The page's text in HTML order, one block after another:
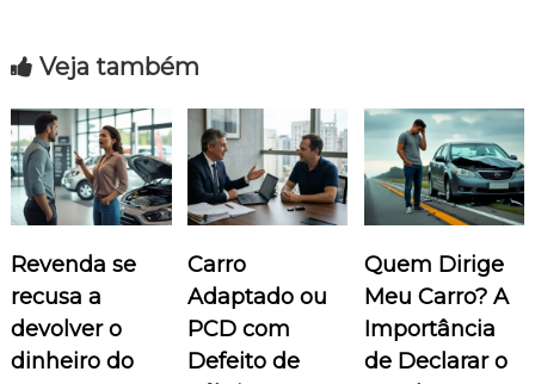
g
a
ç
ã
o
d
Veja também
Revenda se
recusa a
devolver o
dinheiro do
Carro
Adaptado ou
PCD com
Defeito de
Quem Dirige
Meu Carro? A
Importância
de Declarar o